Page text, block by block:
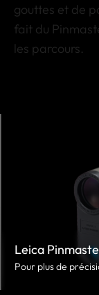
gouttes et de
fait du
les parcours.
Leica
Pour plus de